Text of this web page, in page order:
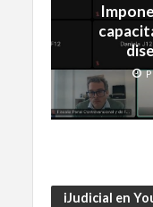
iJudicial en